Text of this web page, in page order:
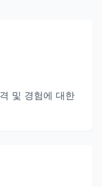
및 경험에 대한